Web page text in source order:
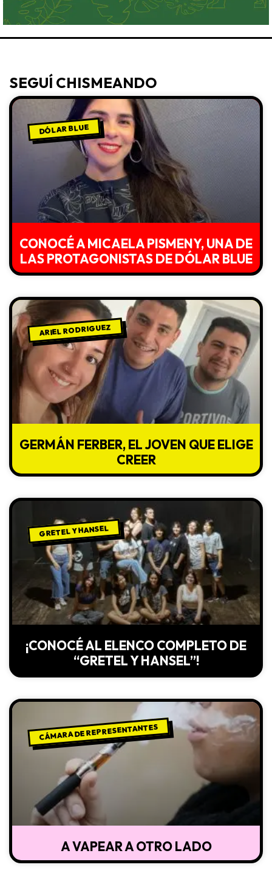
SEGUÍ CHISMEANDO
DÓLAR BLUE
CONOCÉ A MICAELA PISMENY, UNA DE
LAS PROTAGONISTAS DE DÓLAR BLUE
ARIEL RODRIGUEZ
GERMÁN FERBER, EL JOVEN QUE ELIGE
CREER
GRETEL Y HANSEL
¡CONOCÉ AL ELENCO COMPLETO DE
“GRETEL Y HANSEL”!
CÁMARA DE REPRESENTANTES
A VAPEAR A OTRO LADO